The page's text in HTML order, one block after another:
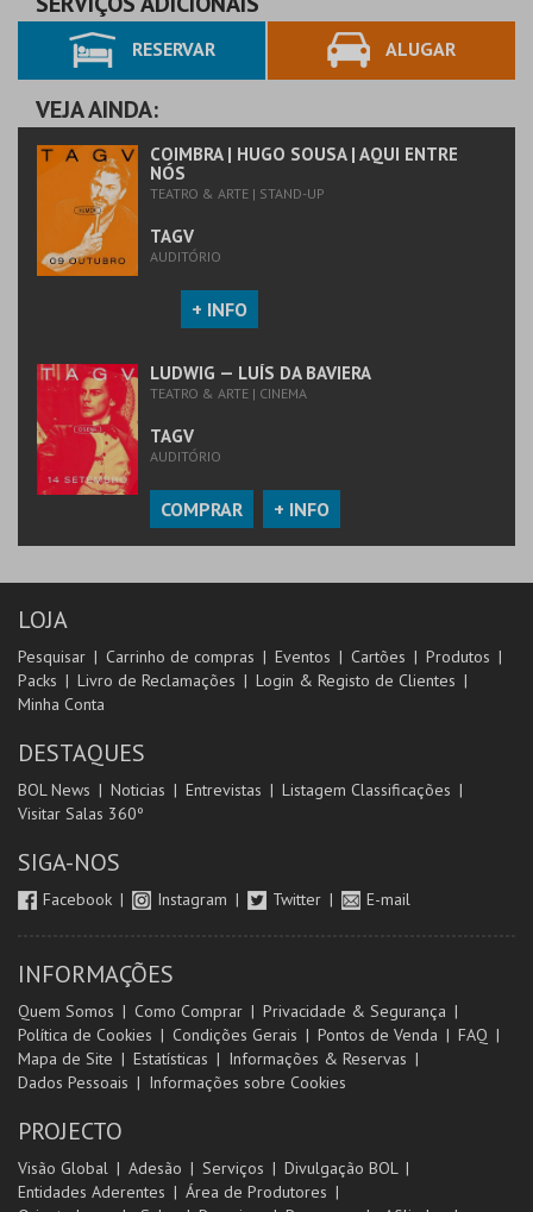
RESERVAR ALUGAR
VEJA AINDA:
COIMBRA | HUGO SOUSA | AQUI ENTRE
NÓS
TEATRO & ARTE | STAND-UP
TAGV
AUDITÓRIO
+ INFO
LUDWIG — LUÍS DA BAVIERA
TEATRO & ARTE | CINEMA
TAGV
AUDITÓRIO
COMPRAR + INFO
LOJA
Pesquisar Carrinho de compras Eventos Cartões
Produtos
Packs
Livro de Reclamações
Login & Registo de Clientes
Minha Conta
DESTAQUES
BOL News Noticias Entrevistas
Listagem Classificações
Visitar Salas 360º
SIGA-NOS
Facebook Instagram Twitter E-mail
INFORMAÇÕES
Quem Somos Como Comprar
Privacidade & Segurança
Política de Cookies
Condições Gerais Pontos de Venda
FAQ
Mapa de Site
Estatísticas
Informações & Reservas
Dados Pessoais
Informações sobre Cookies
PROJECTO
Visão Global Adesão Serviços
Divulgação BOL
Entidades Aderentes
Área de Produtores